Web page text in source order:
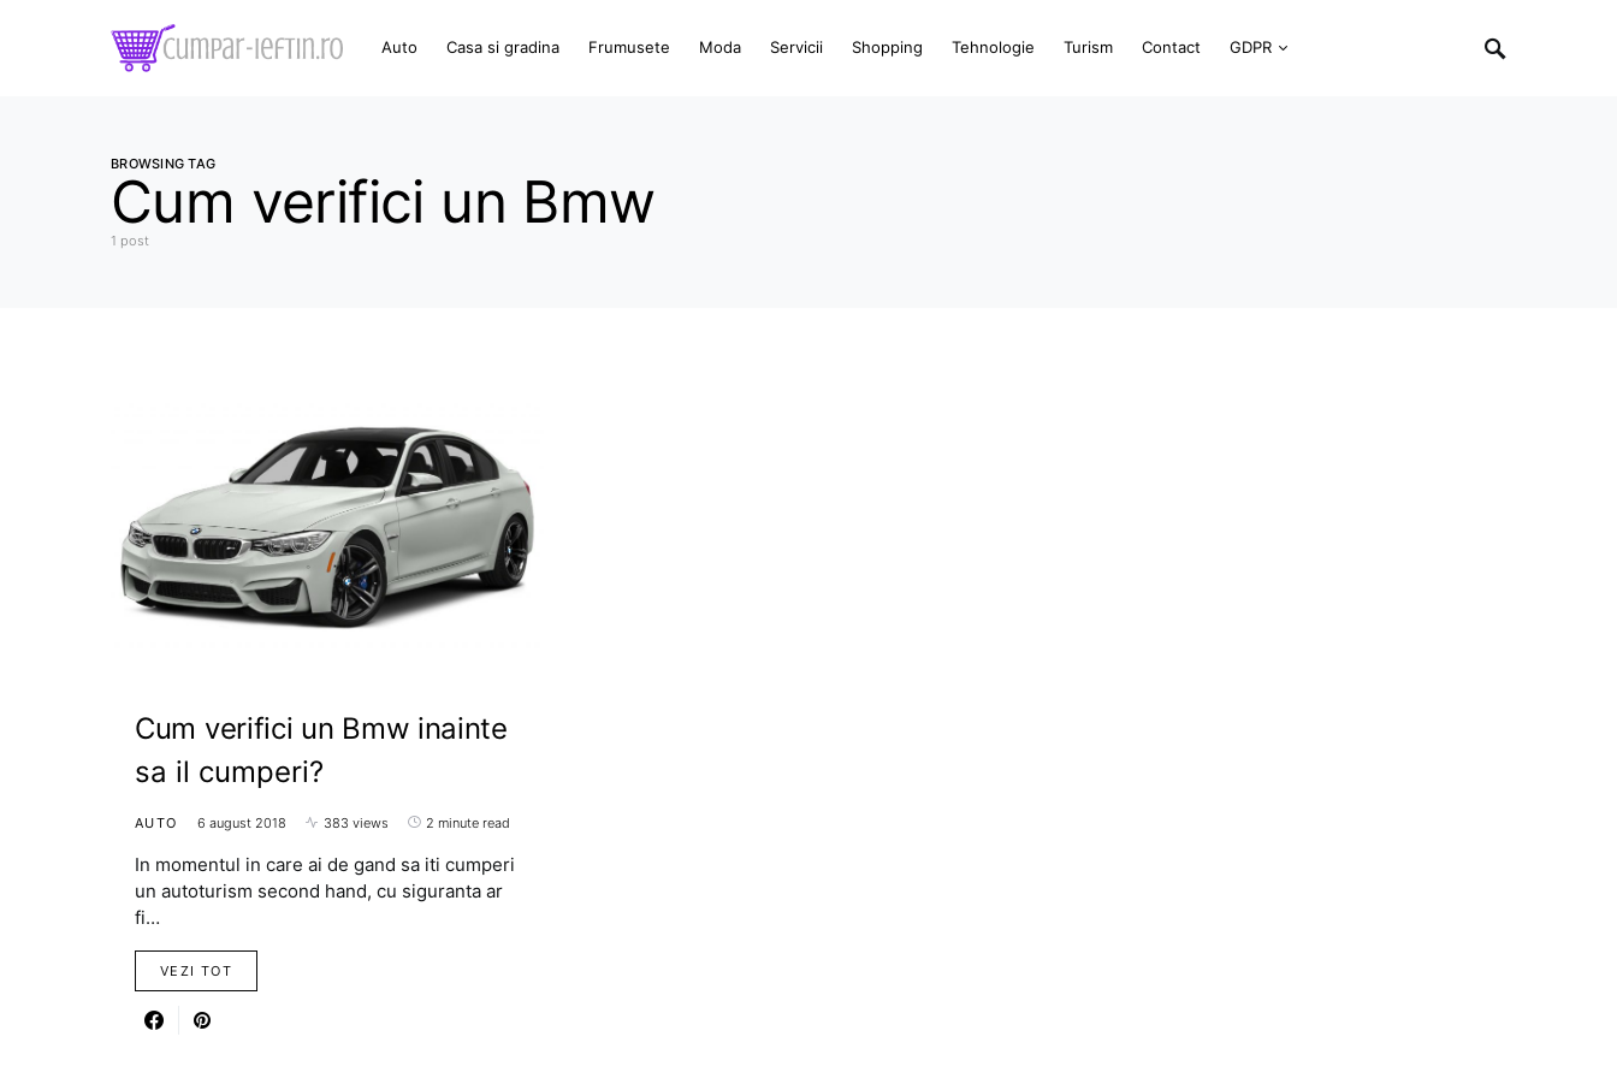
Auto Casa si gradina Frumusete Moda Servicii Shopping Tehnologie Turism Contact GDPR
BROWSING TAG
Cum verifici un Bmw
1 post
Cum verifici un Bmw inainte
sa il cumperi?
AUTO 6 august 2018 383 views 2 minute read
In momentul in care ai de gand sa iti cumperi
un autoturism second hand, cu siguranta ar
fi…
VEZI TOT